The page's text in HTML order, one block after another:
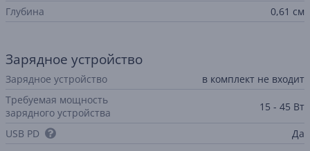
Глубина
0,61 см
Зарядное устройство
Зарядное устройство
в комплект не входит
Требуемая мощность
зарядного устройства
15 - 45 Вт
USB PD Да